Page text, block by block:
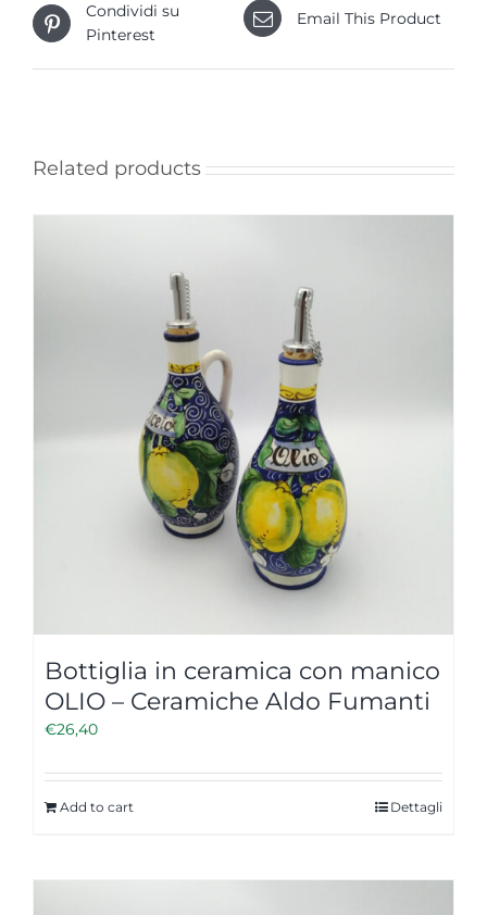
Condividi su
Pinterest
Email This Product
Related products
Bottiglia in ceramica con manico
OLIO – Ceramiche Aldo Fumanti
€26,40
Add to cart Dettagli